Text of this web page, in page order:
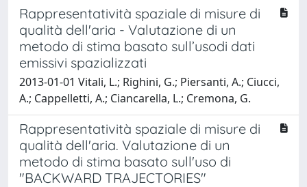
Rappresentatività spaziale di misure di
qualità dell'aria - Valutazione di un
metodo di stima basato sull’usodi dati
emissivi spazializzati
2013-01-01 Vitali, L.; Righini, G.; Piersanti, A.; Ciucci,
A.; Cappelletti, A.; Ciancarella, L.; Cremona, G.
Rappresentatività spaziale di misure di
qualità dell'aria. Valutazione di un
metodo di stima basato sull'uso di
"BACKWARD TRAJECTORIES"